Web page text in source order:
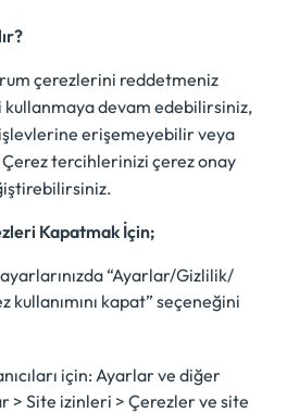
çerezlerini reddetmeniz
devam edebilirsiniz,
erişemeyebilir veya
Çerez tercihlerinizi çerez onay
Kapatmak İçin;
“Ayarlar/Gizlilik/
kullanımını kapat” seçeneğini
için: Ayarlar ve diğer
> Site izinleri > Çerezler ve site